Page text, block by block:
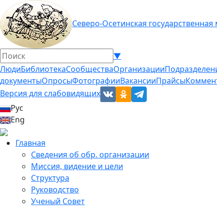
Северо-Осетинская
▼
ЛюдиБиблиотекаСообществаОрганизации
документыОпросыФотографииВакансииПрайсы
Версия для слабовидящих
Рус
Eng
Главная
Сведения об обр. организации
Миссия, видение и цели
Структура
Руководство
Ученый Совет